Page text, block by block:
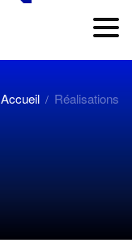
Accueil / Réalisations